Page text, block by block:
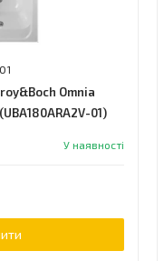
Omnia
01)
У наявності